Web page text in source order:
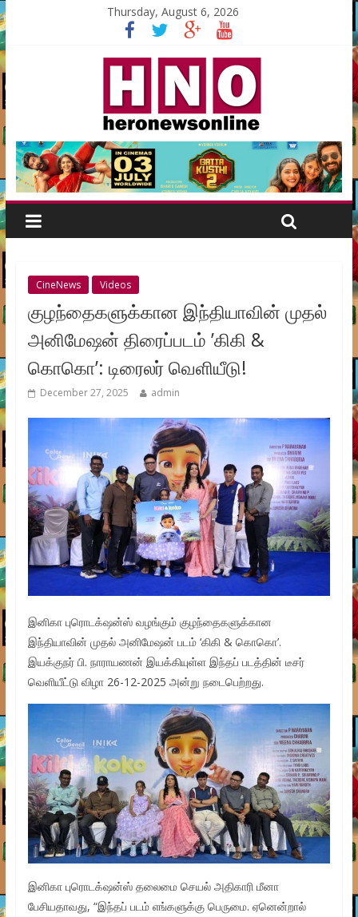
Thursday, August 6, 2026
CineNews Videos
குழந்தைகளுக்கான இந்தியாவின் முதல்
அனிமேஷன் திரைப்படம் ’கிகி &
கொகொ’: டிரைலர் வெளியீடு!
December 27, 2025 admin
இனிகா புரொடக்‌ஷன்ஸ் வழங்கும் குழந்தைகளுக்கான
இந்தியாவின் முதல் அனிமேஷன் படம் ‘கிகி & கொகொ’.
இயக்குநர் பி. நாராயணன் இயக்கியுள்ள இந்தப் படத்தின் டீசர்
வெளியீட்டு விழா 26-12-2025 அன்று நடைபெற்றது.
இனிகா புரொடக்‌ஷன்ஸ் தலைமை செயல் அதிகாரி மீனா
பேசியதாவது, “இந்தப் படம் எங்களுக்கு பெருமை. ஏனென்றால்